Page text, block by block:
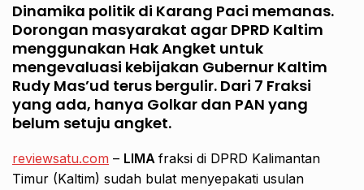
Dinamika politik di Karang Paci memanas.
Dorongan masyarakat agar DPRD Kaltim
menggunakan Hak Angket untuk
mengevaluasi kebijakan Gubernur Kaltim
Rudy Mas’ud terus bergulir. Dari 7 Fraksi
yang ada, hanya Golkar dan PAN yang
belum setuju angket.
reviewsatu.com – LIMA fraksi di DPRD Kalimantan
Timur (Kaltim) sudah bulat menyepakati usulan